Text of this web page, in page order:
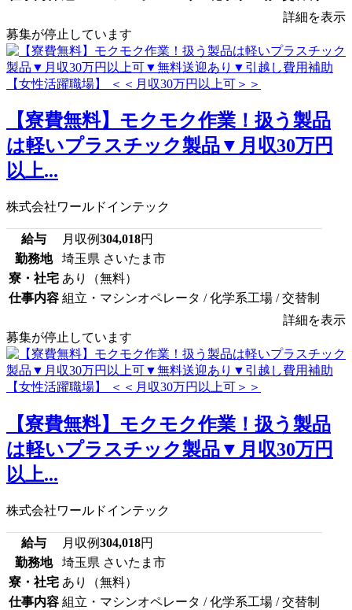
詳細を表示
募集が停止しています
【寮費無料】モクモク作業！扱う製品
は軽いプラスチック製品▼月収30万円
以上...
株式会社ワールドインテック
給与 月収例304,018円
勤務地
埼玉県 さいたま市
寮・社宅 あり（無料）
仕事内容 組立・マシンオペレータ / 化学系工場 / 交替制
詳細を表示
募集が停止しています
【寮費無料】モクモク作業！扱う製品
は軽いプラスチック製品▼月収30万円
以上...
株式会社ワールドインテック
給与 月収例304,018円
勤務地
埼玉県 さいたま市
寮・社宅 あり（無料）
仕事内容 組立・マシンオペレータ / 化学系工場 / 交替制